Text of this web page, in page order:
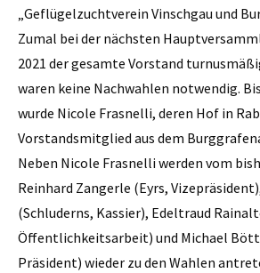
„Geflügelzuchtverein Vinschgau und
Zumal bei der nächsten
2021 der gesamte Vorstand
waren keine Nachwahlen notwendig.
wurde Nicole Frasnelli, deren Hof in
Vorstandsmitglied aus dem
Neben Nicole Frasnelli werden vom
Reinhard Zangerle (Eyrs,
(Schluderns, Kassier), Edeltraud
Öffentlichkeitsarbeit) und Michael
Präsident) wieder zu den Wahlen